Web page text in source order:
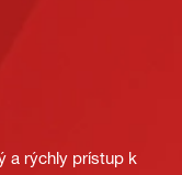
a rýchly prístup k